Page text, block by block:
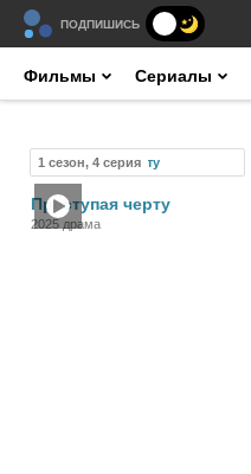
ПОДПИШИСЬ
Фильмы Сериалы
1 сезон, 4 серия Сериал
Преступая черту
2025 драма